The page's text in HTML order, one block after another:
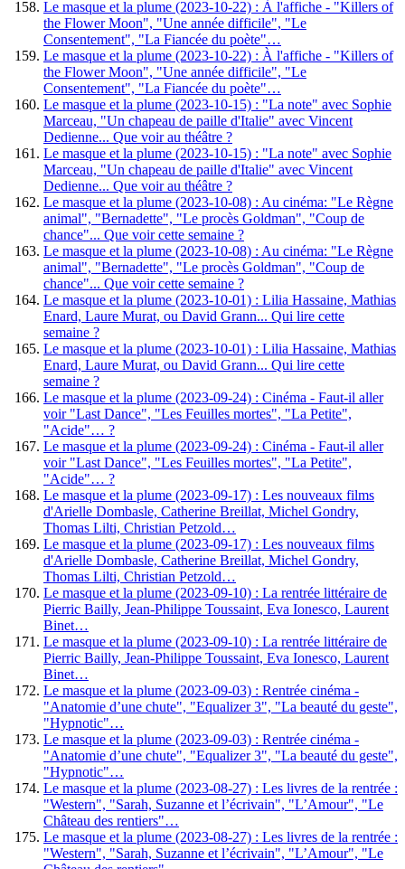
Le masque et la plume (2023-10-22) : À l'affiche - "Killers of
the Flower Moon", "Une année difficile", "Le
Consentement", "La Fiancée du poète"…
Le masque et la plume (2023-10-22) : À l'affiche - "Killers of
the Flower Moon", "Une année difficile", "Le
Consentement", "La Fiancée du poète"…
Le masque et la plume (2023-10-15) : "La note" avec Sophie
Marceau, "Un chapeau de paille d'Italie" avec Vincent
Dedienne... Que voir au théâtre ?
Le masque et la plume (2023-10-15) : "La note" avec Sophie
Marceau, "Un chapeau de paille d'Italie" avec Vincent
Dedienne... Que voir au théâtre ?
Le masque et la plume (2023-10-08) : Au cinéma: "Le Règne
animal", "Bernadette", "Le procès Goldman", "Coup de
chance"... Que voir cette semaine ?
Le masque et la plume (2023-10-08) : Au cinéma: "Le Règne
animal", "Bernadette", "Le procès Goldman", "Coup de
chance"... Que voir cette semaine ?
Le masque et la plume (2023-10-01) : Lilia Hassaine, Mathias
Enard, Laure Murat, ou David Grann... Qui lire cette
semaine ?
Le masque et la plume (2023-10-01) : Lilia Hassaine, Mathias
Enard, Laure Murat, ou David Grann... Qui lire cette
semaine ?
Le masque et la plume (2023-09-24) : Cinéma - Faut-il aller
voir "Last Dance", "Les Feuilles mortes", "La Petite",
"Acide"… ?
Le masque et la plume (2023-09-24) : Cinéma - Faut-il aller
voir "Last Dance", "Les Feuilles mortes", "La Petite",
"Acide"… ?
Le masque et la plume (2023-09-17) : Les nouveaux films
d'Arielle Dombasle, Catherine Breillat, Michel Gondry,
Thomas Lilti, Christian Petzold…
Le masque et la plume (2023-09-17) : Les nouveaux films
d'Arielle Dombasle, Catherine Breillat, Michel Gondry,
Thomas Lilti, Christian Petzold…
Le masque et la plume (2023-09-10) : La rentrée littéraire de
Pierric Bailly, Jean-Philippe Toussaint, Eva Ionesco, Laurent
Binet…
Le masque et la plume (2023-09-10) : La rentrée littéraire de
Pierric Bailly, Jean-Philippe Toussaint, Eva Ionesco, Laurent
Binet…
Le masque et la plume (2023-09-03) : Rentrée cinéma -
"Anatomie d’une chute", "Equalizer 3", "La beauté du geste",
"Hypnotic"…
Le masque et la plume (2023-09-03) : Rentrée cinéma -
"Anatomie d’une chute", "Equalizer 3", "La beauté du geste",
"Hypnotic"…
Le masque et la plume (2023-08-27) : Les livres de la rentrée :
"Western", "Sarah, Suzanne et l’écrivain", "L’Amour", "Le
Château des rentiers"…
Le masque et la plume (2023-08-27) : Les livres de la rentrée :
"Western", "Sarah, Suzanne et l’écrivain", "L’Amour", "Le